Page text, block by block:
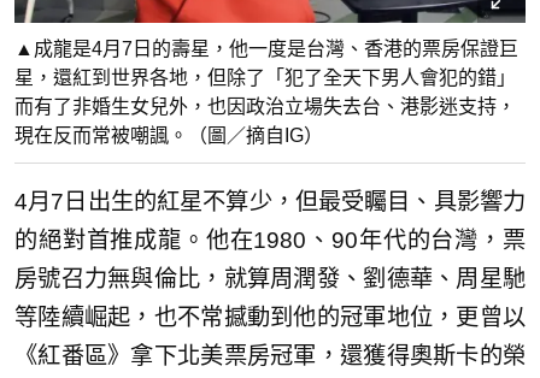
▲成龍是4月7日的壽星，他一度是台灣、香港的票房保證巨
星，還紅到世界各地，但除了「犯了全天下男人會犯的錯」
而有了非婚生女兒外，也因政治立場失去台、港影迷支持，
現在反而常被嘲諷。（圖／摘自IG）
4月7日出生的紅星不算少，但最受矚目、具影響力
的絕對首推成龍。他在1980、90年代的台灣，票
房號召力無與倫比，就算周潤發、劉德華、周星馳
等陸續崛起，也不常撼動到他的冠軍地位，更曾以
《紅番區》拿下北美票房冠軍，還獲得奧斯卡的榮